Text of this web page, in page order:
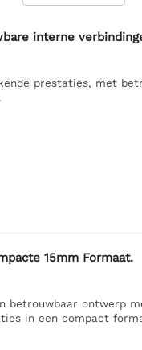
interne
prestaties, met
15mm Formaat.
betrouwbaar ontwerp
in een compact